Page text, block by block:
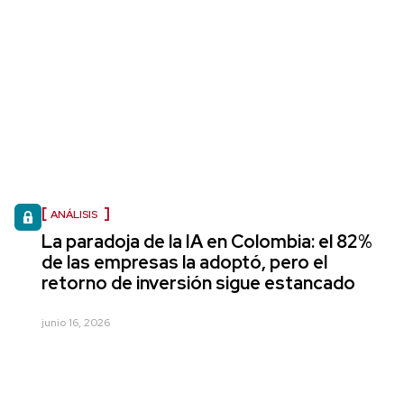
ANÁLISIS
La paradoja de la IA en Colombia: el 82%
de las empresas la adoptó, pero el
retorno de inversión sigue estancado
junio 16, 2026